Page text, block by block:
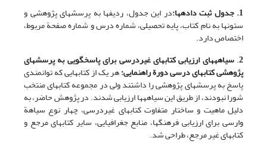
1. جدول ثبت داده‏ها:
در این جدول، ردیفها به پرسشهای پژوهشی و
ستونها به نام کتاب، پایه تحصیلی، شماره درس و شماره صفحة مربوط،
اختصاص دارد.
2
.سیاهه‏‏های ارزیابی کتابهای غیردرسی برای پاسخگویی به پرسشهای
پژوهشی کتابهای درسی دورة راهنمایی:هر یک از کتابهایی که توانمندی
پاسخ به پرسشهای پژوهشی را داشتند ولی در مجموعه کتابهای منتخب
شورا نبودند، از طریق این سیاهه‏ها ارزیابی شدند. در پژوهش حاضر، به
دلیل ماهیت و ساختار متفاوت کتابهای غیردرسی، چهار نوع سیاهة
‏‏وارسی برای ارزیابی فرهنگها، منابع جغرافیایی، سایر کتابهای مرجع و
کتابهای غیر مرجع، طراحی شد.